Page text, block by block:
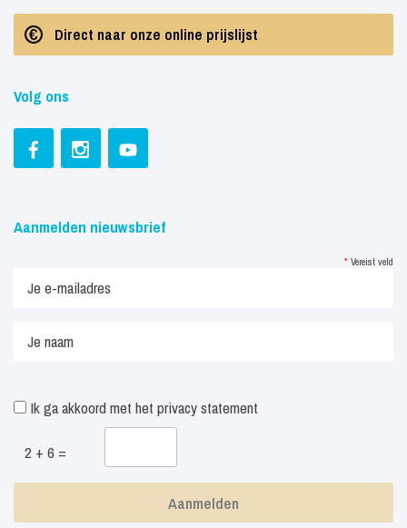
Direct naar onze online prijslijst
Volg ons
Aanmelden nieuwsbrief
* Vereist veld
Ik ga akkoord met het privacy statement
2 + 6 =